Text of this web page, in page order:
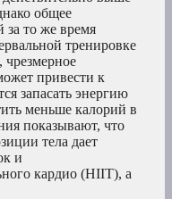
общее
за то же время
тренировке
чрезмерное
привести к
запасать энергию
меньше калорий в
показывают, что
тела дает
и
кардио (HIIT), а